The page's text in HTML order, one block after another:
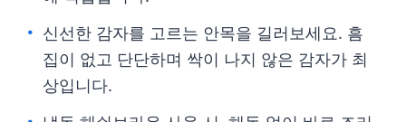
신선한 감자를 고르는 안목을 길러보세요. 흠
집이 없고 단단하며 싹이 나지 않은 감자가 최
상입니다.